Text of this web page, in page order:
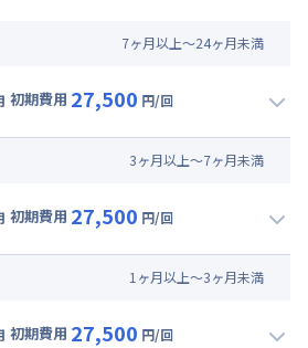
7ヶ月以上～24ヶ月未満
初期費用 27,500 円/回
円/日) (税抜)
3ヶ月以上～7ヶ月未満
初期費用 27,500 円/回
円/日) (税抜)
1 ヶ月以上～3ヶ月未満
初期費用 27,500 円/回